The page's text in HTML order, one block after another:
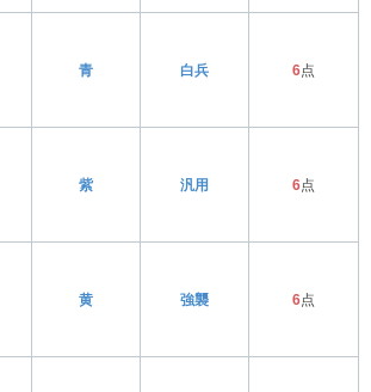
青 白兵 6点
紫 汎用 6点
黄 強襲 6点